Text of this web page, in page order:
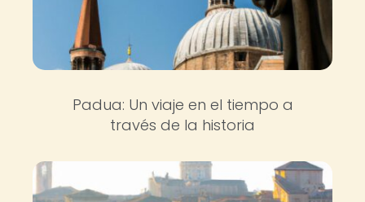
Padua: Un viaje en el tiempo a
través de la historia